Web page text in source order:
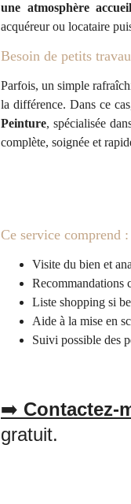
️Ce service comprend :
Visite du bien et
Recommandations
Liste shopping si
Aide à la mise en
Suivi possible des
une atmosphère
acquéreur ou locataire
Besoin de petits
Parfois, un simple
la différence. Dans ce
Peinture, spécialisée
complète, soignée et
➡ Contactez-
gratuit.